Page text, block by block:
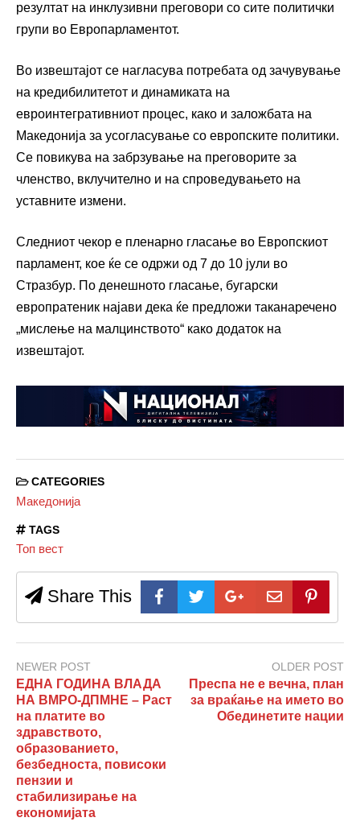
резултат на инклузивни преговори со сите политички
групи во Европарламентот.
Во извештајот се нагласува потребата од зачувување
на кредибилитетот и динамиката на
евроинтегративниот процес, како и заложбата на
Македонија за усогласување со европските политики.
Се повикува на забрзување на преговорите за
членство, вклучително и на спроведувањето на
уставните измени.
Следниот чекор е пленарно гласање во Европскиот
парламент, кое ќе се одржи од 7 до 10 јули во
Стразбур. По денешното гласање, бугарски
европратеник најави дека ќе предложи таканаречено
„мислење на малцинството“ како додаток на
извештајот.
CATEGORIES
Македонија
TAGS
Топ вест
Share This
NEWER POST
ЕДНА ГОДИНА ВЛАДА
НА ВМРО-ДПМНЕ – Раст
на платите во
здравството,
образованието,
безбедноста, повисоки
пензии и
стабилизирање на
економијата
OLDER POST
Преспа не е вечна, план
за враќање на името во
Обединетите нации